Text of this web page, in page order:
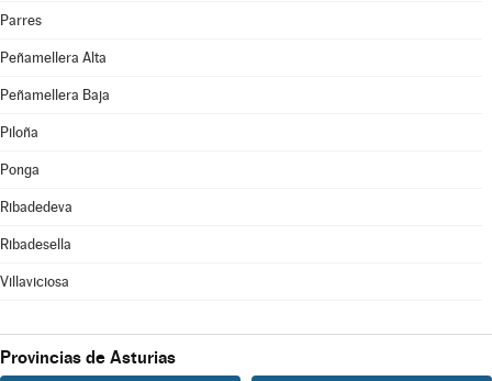
Parres
Peñamellera Alta
Peñamellera Baja
Piloña
Ponga
Ribadedeva
Ribadesella
Villaviciosa
Provincias de Asturias